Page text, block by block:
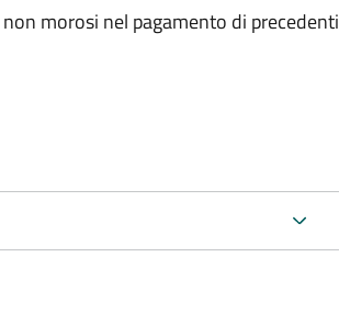
morosi nel pagamento di precedenti